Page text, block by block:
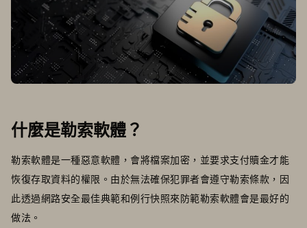
什麼是勒索軟體？
勒索軟體是一種惡意軟體，會將檔案加密，並要求支付贖金才能
恢復存取資料的權限。由於無法確保犯罪者會遵守勒索條款，因
此透過網路安全最佳典範和例行快照來防範勒索軟體會是最好的
做法。